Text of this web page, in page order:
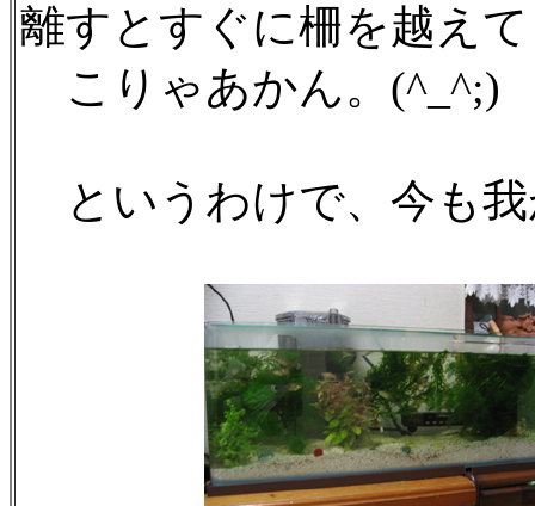
離すとすぐに柵を越え
こりゃあかん。(^_^;)
というわけで、今も